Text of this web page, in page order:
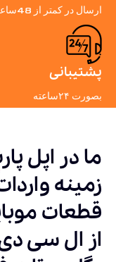
ارسال در کمتر از 48ساعت
پشتیبانی
بصورت ۲۴ساعته
ما در اپل
زمینه
قطعات
از ال سی